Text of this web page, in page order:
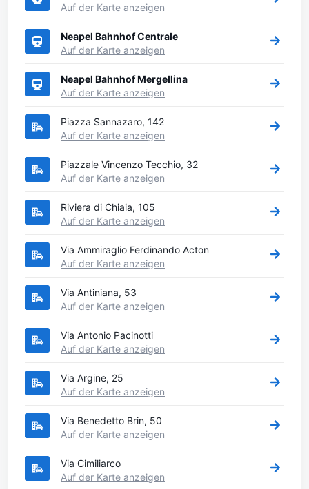
Auf der Karte anzeigen
Neapel Bahnhof Centrale
Auf der Karte anzeigen
Neapel Bahnhof Mergellina
Auf der Karte anzeigen
Piazza Sannazaro, 142
Auf der Karte anzeigen
Piazzale Vincenzo Tecchio, 32
Auf der Karte anzeigen
Riviera di Chiaia, 105
Auf der Karte anzeigen
Via Ammiraglio Ferdinando Acton
Auf der Karte anzeigen
Via Antiniana, 53
Auf der Karte anzeigen
Via Antonio Pacinotti
Auf der Karte anzeigen
Via Argine, 25
Auf der Karte anzeigen
Via Benedetto Brin, 50
Auf der Karte anzeigen
Via Cimiliarco
Auf der Karte anzeigen